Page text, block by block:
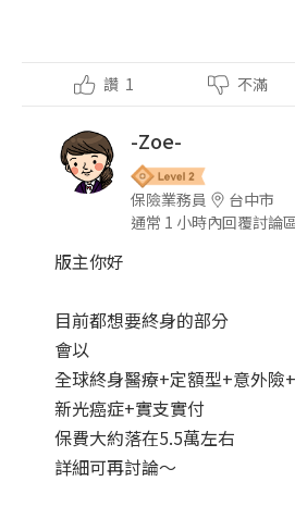
讚 1 不滿
-Zoe-
保險業務員
台中市
通常 1 小時內回覆討論
版主你好
目前都想要終身的部分
會以
全球終身醫療+定額型+意外險
新光癌症+實支實付
保費大約落在5.5萬左右
詳細可再討論～